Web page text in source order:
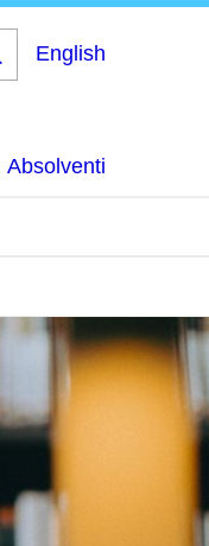
English
Absolventi